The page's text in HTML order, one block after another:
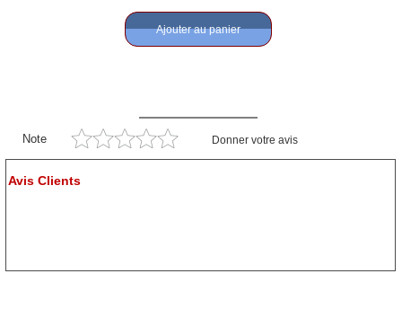
Ajouter au panier
Note Donner votre avis
Avis Clients